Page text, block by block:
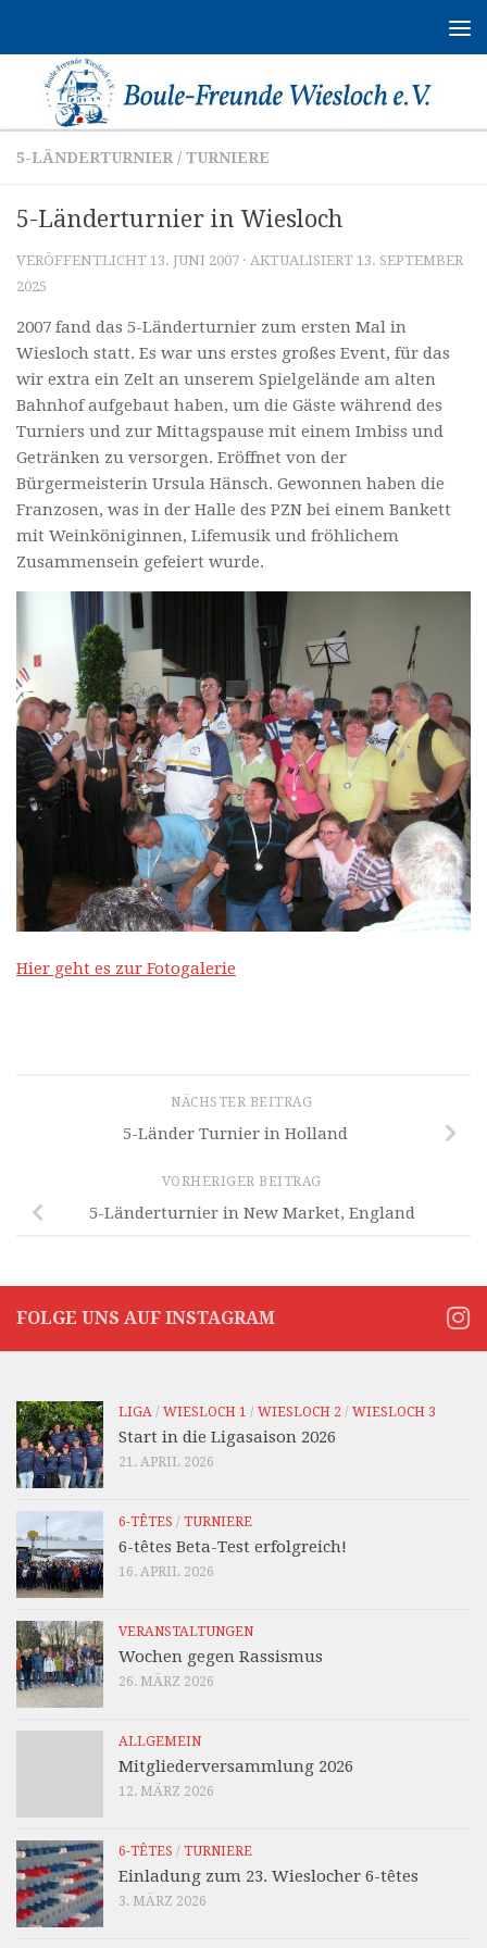
5-LÄNDERTURNIER / TURNIERE
5-Länderturnier in Wiesloch
VERÖFFENTLICHT 13. JUNI 2007 · AKTUALISIERT 13. SEPTEMBER
2025
2007 fand das 5-Länderturnier zum ersten Mal in
Wiesloch statt. Es war uns erstes großes Event, für das
wir extra ein Zelt an unserem Spielgelände am alten
Bahnhof aufgebaut haben, um die Gäste während des
Turniers und zur Mittagspause mit einem Imbiss und
Getränken zu versorgen. Eröffnet von der
Bürgermeisterin Ursula Hänsch. Gewonnen haben die
Franzosen, was in der Halle des PZN bei einem Bankett
mit Weinköniginnen, Lifemusik und fröhlichem
Zusammensein gefeiert wurde.
Hier geht es zur Fotogalerie
NÄCHSTER BEITRAG
5-Länder Turnier in Holland
VORHERIGER BEITRAG
5-Länderturnier in New Market, England
FOLGE UNS AUF INSTAGRAM
LIGA / WIESLOCH 1 / WIESLOCH 2 / WIESLOCH 3
Start in die Ligasaison 2026
21. APRIL 2026
6-TÊTES / TURNIERE
6-têtes Beta-Test erfolgreich!
16. APRIL 2026
VERANSTALTUNGEN
Wochen gegen Rassismus
26. MÄRZ 2026
ALLGEMEIN
Mitgliederversammlung 2026
12. MÄRZ 2026
6-TÊTES / TURNIERE
Einladung zum 23. Wieslocher 6-têtes
3. MÄRZ 2026